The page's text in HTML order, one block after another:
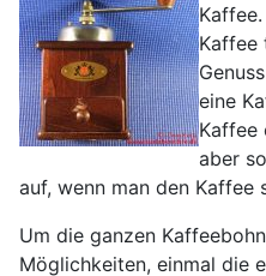
Kaffee
eine
Kaffee
aber
auf, wenn man den Kaffee
Um die ganzen
Möglichkeiten, einmal die